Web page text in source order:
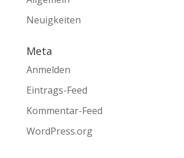
Neuigkeiten
Meta
Anmelden
Eintrags-Feed
Kommentar-Feed
WordPress.org